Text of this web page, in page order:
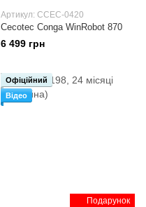
Артикул: ССЕС-0420
Cecotec Conga WinRobot 870
6 499 грн
Подарунок
Офіційний
Відео